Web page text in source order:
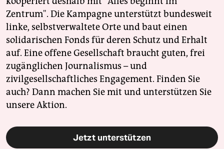
Zentrum". Die Kampagne unterstützt bundesweit
linke, selbstverwaltete Orte und baut einen
solidarischen Fonds für deren Schutz und Erhalt
auf. Eine offene Gesellschaft braucht guten, frei
zugänglichen Journalismus – und
zivilgesellschaftliches Engagement. Finden Sie
auch? Dann machen Sie mit und unterstützen Sie
unsere Aktion.
Jetzt unterstützen